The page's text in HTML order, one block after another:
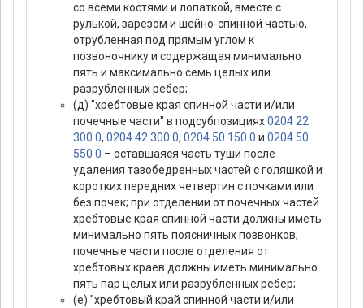
со всеми костями и лопаткой, вместе с
рулькой, зарезом и шейно-спинной частью,
отрубленная под прямым углом к
позвоночнику и содержащая минимально
пять и максимально семь целых или
разрубленных ребер;
(д) "хребтовые края спинной части и/или
почечные части" в подсубпозициях0204 22
300 0, 0204 42 300 0, 0204 50 150 0 и 0204 50
550 0 – оставшаяся часть туши после
удаления тазобедренных частей с голяшкой и
коротких передних четвертин с почками или
без почек; при отделении от почечных частей
хребтовые края спинной части должны иметь
минимально пять поясничных позвонков;
почечные части после отделения от
хребтовых краев должны иметь минимально
пять пар целых или разрубленных ребер;
(е) "хребтовый край спинной части и/или